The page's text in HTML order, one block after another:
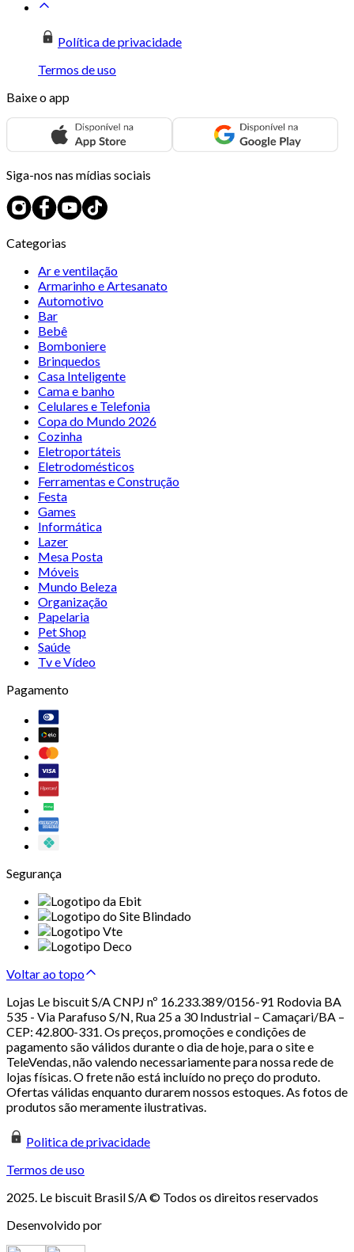
Política de privacidade
Termos de uso
Baixe o app
Siga-nos nas mídias sociais
Categorias
Ar e ventilação
Armarinho e Artesanato
Automotivo
Bar
Bebê
Bomboniere
Brinquedos
Casa Inteligente
Cama e banho
Celulares e Telefonia
Copa do Mundo 2026
Cozinha
Eletroportáteis
Eletrodomésticos
Ferramentas e Construção
Festa
Games
Informática
Lazer
Mesa Posta
Móveis
Mundo Beleza
Organização
Papelaria
Pet Shop
Saúde
Tv e Vídeo
Pagamento
Segurança
Voltar ao topo
Lojas Le biscuit S/A CNPJ nº 16.233.389/0156-91 Rodovia BA
535 - Via Parafuso S/N, Rua 25 a 30 Industrial – Camaçari/BA –
CEP: 42.800-331. Os preços, promoções e condições de
pagamento são válidos durante o dia de hoje, para o site e
TeleVendas, não valendo necessariamente para nossa rede de
lojas físicas. O frete não está incluído no preço do produto.
Ofertas válidas enquanto durarem nossos estoques. As fotos de
produtos são meramente ilustrativas.
Politica de privacidade
Termos de uso
2025. Le biscuit Brasil S/A © Todos os direitos reservados
Desenvolvido por